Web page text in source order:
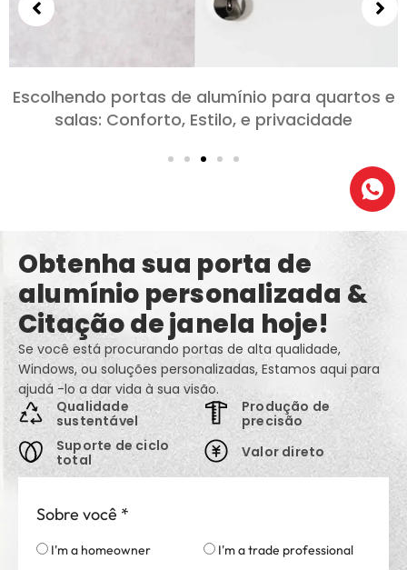
Explorando os diferentes tipos de portas de
alumínio para projetos de grande escala
Obtenha sua porta de
alumínio personalizada &
Citação de janela hoje!
Se você está procurando portas de alta qualidade,
Windows, ou soluções personalizadas, Estamos aqui para
ajudá -lo a dar vida à sua visão.
Qualidade
sustentável
Suporte de ciclo
total
Produção de
precisão
Valor direto
Sobre você *
I'm a homeowner I'm a trade professional